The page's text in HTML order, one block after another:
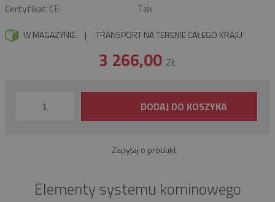
Certyfikat CE
Tak
W MAGAZYNIE | TRANSPORT NA TERENIE CAŁEGO KRAJU
3 266,00 ZŁ
DODAJ DO KOSZYKA
Zapytaj o produkt
Elementy systemu kominowego